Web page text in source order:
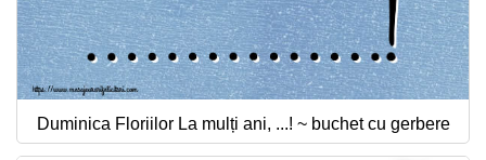
Duminica Floriilor La mulți ani, ...! ~ buchet cu gerbere